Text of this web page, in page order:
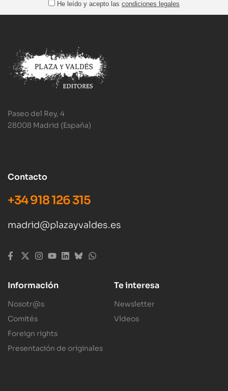
He leído y acepto las condiciones legales
Paseo del Rey, 4
28008 Madrid (España)
Contacto
+34 918 126 315
madrid@plazayvaldes.es
Información
Nosotr@s
Comités
Foreign rights
Presentación de originales
Te interesa
Newsletter
Vídeos